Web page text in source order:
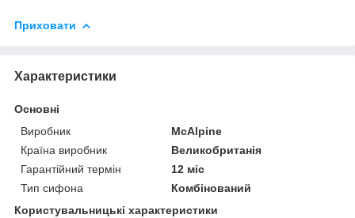
Приховати
Характеристики
Основні
Виробник
McAlpine
Країна виробник
Великобританія
Гарантійний термін
12 міс
Тип сифона
Комбінований
Користувальницькі характеристики